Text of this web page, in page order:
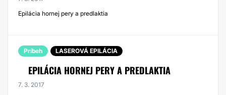
Epilácia hornej pery a predlaktia
Príbeh LASEROVÁ EPILÁCIA
EPILÁCIA HORNEJ PERY A PREDLAKTIA
7. 3. 2017